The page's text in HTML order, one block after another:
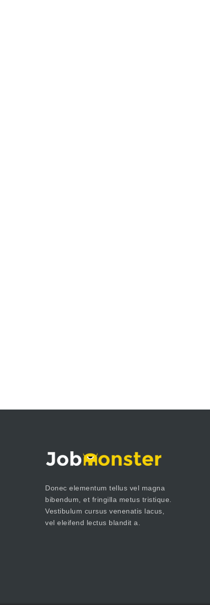
Donec elementum tellus vel magna
bibendum, et fringilla metus tristique.
Vestibulum cursus venenatis lacus,
vel eleifend lectus blandit a.